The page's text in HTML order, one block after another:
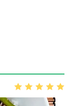
2 3 4